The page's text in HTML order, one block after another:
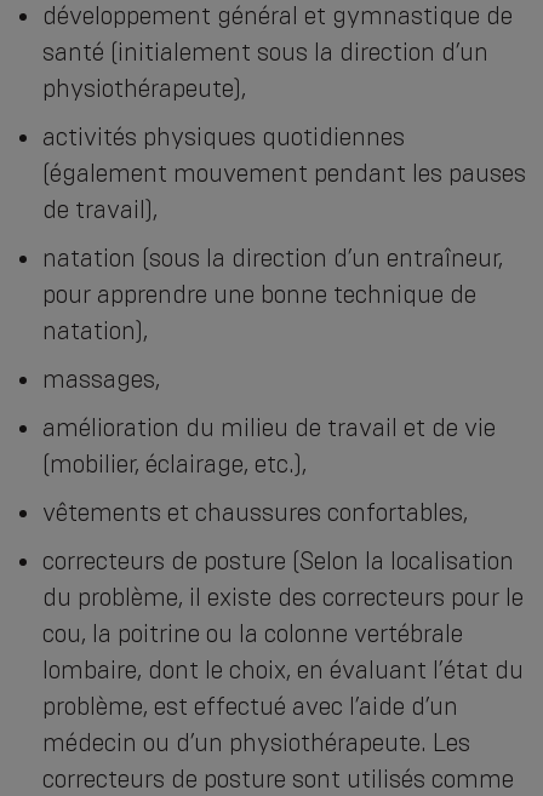
développement général et gymnastique de
santé (initialement sous la direction d’un
physiothérapeute),
activités physiques quotidiennes
(également mouvement pendant les pauses
de travail),
natation (sous la direction d’un entraîneur,
pour apprendre une bonne technique de
natation),
massages,
amélioration du milieu de travail et de vie
(mobilier, éclairage, etc.),
vêtements et chaussures confortables,
correcteurs de posture (Selon la localisation
du problème, il existe des correcteurs pour le
cou, la poitrine ou la colonne vertébrale
lombaire, dont le choix, en évaluant l’état du
problème, est effectué avec l’aide d’un
médecin ou d’un physiothérapeute. Les
correcteurs de posture sont utilisés comme